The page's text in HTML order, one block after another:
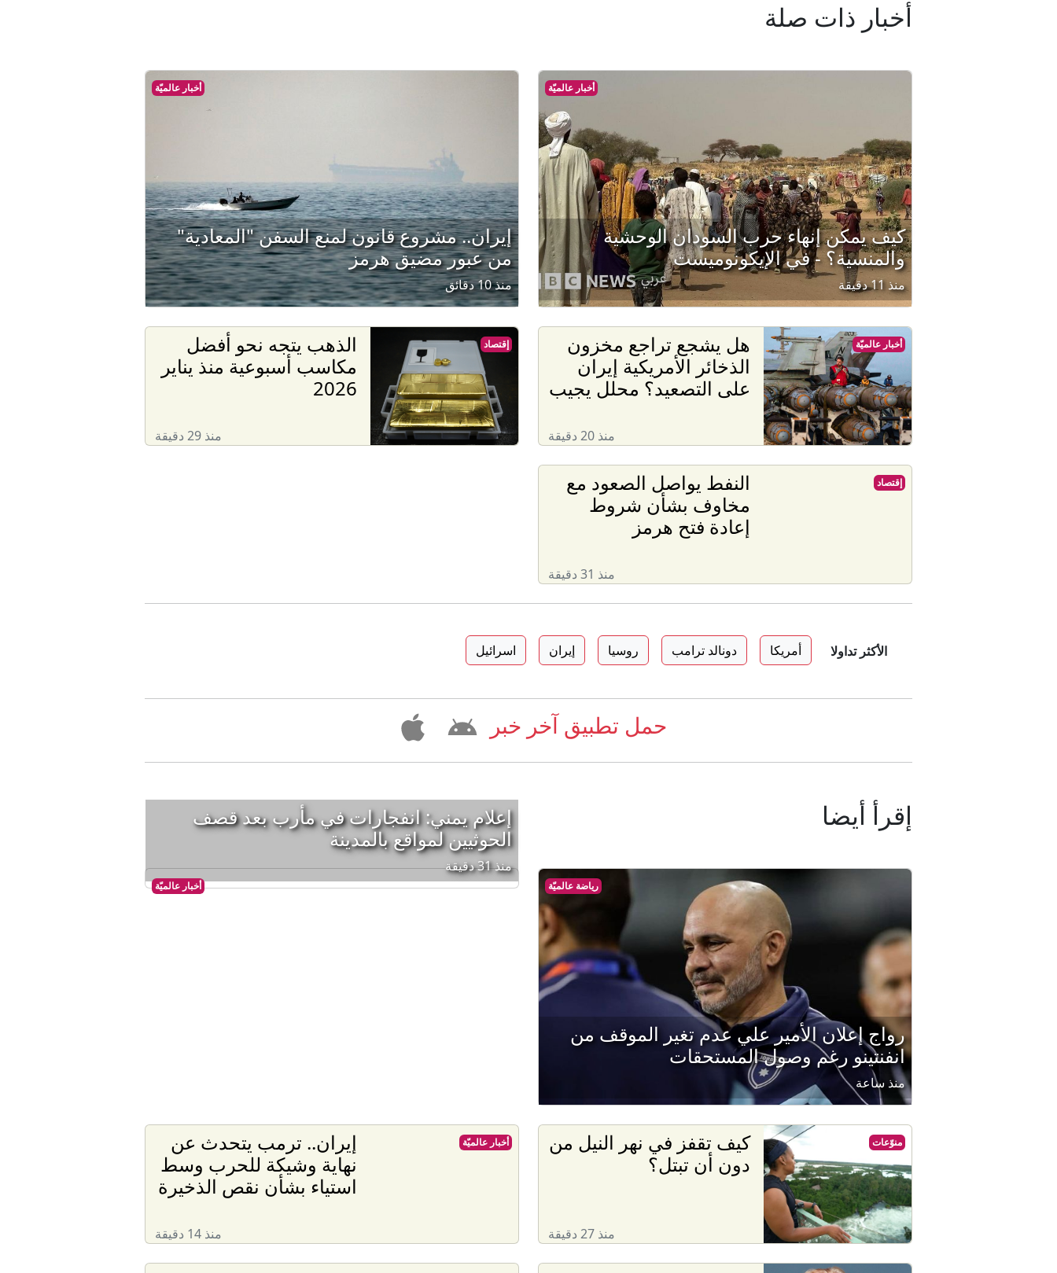
أخبار ذات صلة
أخبار عالميّة
كيف يمكن إنهاء حرب السودان الوحشية
والمنسية؟ - في الإيكونوميست
منذ 11 دقيقة
أخبار عالميّة
إيران.. مشروع قانون لمنع السفن "المعادية"
من عبور مضيق هرمز
منذ 10 دقائق
هل يشجع تراجع مخزون
الذخائر الأمريكية إيران
على التصعيد؟ محلل يجيب
منذ 20 دقيقة
أخبار عالميّة
الذهب يتجه نحو أفضل
مكاسب أسبوعية منذ يناير
2026
منذ 29 دقيقة
إقتصاد
النفط يواصل الصعود مع
مخاوف بشأن شروط
إعادة فتح هرمز
منذ 31 دقيقة
إقتصاد
الأكثر تداولا أمريكا دونالد ترامب روسيا إيران اسرائيل
حمل تطبيق آخر خبر
إقرأ أيضا
رياضة عالميّة
رواج إعلان الأمير علي عدم تغير الموقف من
انفنتينو رغم وصول المستحقات
منذ ساعة
أخبار عالميّة
إعلام يمني: انفجارات في مأرب بعد قصف
الحوثيين لمواقع بالمدينة
منذ 31 دقيقة
كيف تقفز في نهر النيل من
دون أن تبتل؟
منذ 27 دقيقة
منوّعات
إيران.. ترمب يتحدث عن
نهاية وشيكة للحرب وسط
استياء بشأن نقص الذخيرة
منذ 14 دقيقة
أخبار عالميّة